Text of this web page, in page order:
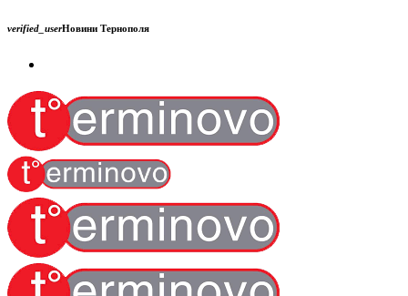
verified_userНовини Тернополя